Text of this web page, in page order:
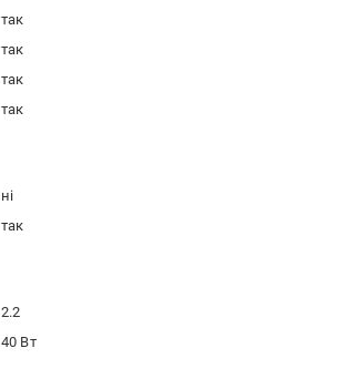
так
так
так
так
ні
так
2.2
40 Вт